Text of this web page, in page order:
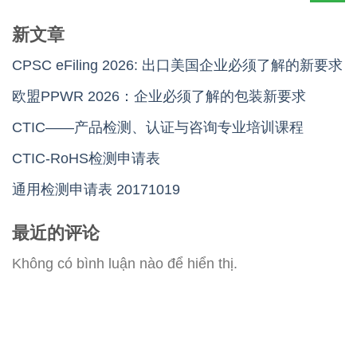
新文章
CPSC eFiling 2026: 出口美国企业必须了解的新要求
欧盟PPWR 2026：企业必须了解的包装新要求
CTIC——产品检测、认证与咨询专业培训课程
CTIC-RoHS检测申请表
通用检测申请表 20171019
最近的评论
Không có bình luận nào để hiển thị.